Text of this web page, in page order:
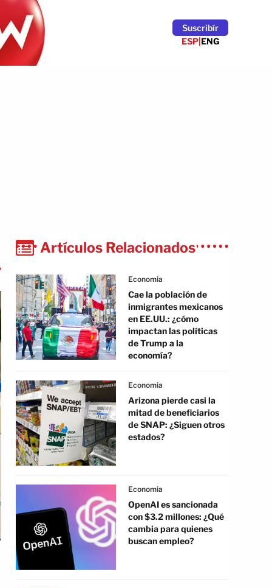
Suscribír
ESP|ENG
Artículos Relacionados
Economia
Cae la población de
inmigrantes mexicanos
en EE.UU.: ¿cómo
impactan las políticas
de Trump a la
economía?
Economia
Arizona pierde casi la
mitad de beneficiarios
de SNAP: ¿Siguen otros
estados?
Economia
OpenAI es sancionada
con $3.2 millones: ¿Qué
cambia para quienes
buscan empleo?